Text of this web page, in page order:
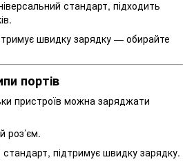
стандарт, підходить
швидку зарядку — обирайте
портів
пристроїв можна заряджати
роз’єм.
підтримує швидку зарядку.